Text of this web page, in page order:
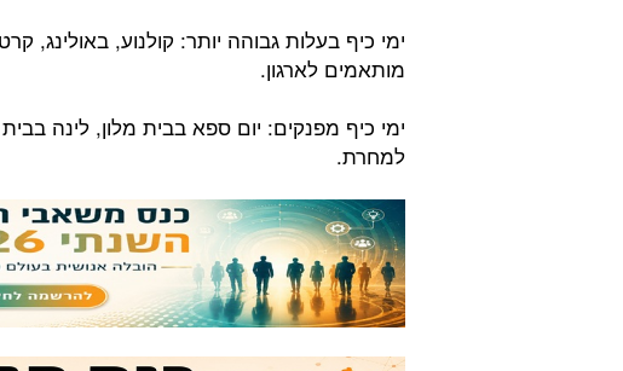
ימי כיף בעלות גבוהה יותר: קולנוע, באולינג,
מותאמים לארגון.
ימי כיף מפנקים: יום ספא בבית מלון, לינה
למחרת.